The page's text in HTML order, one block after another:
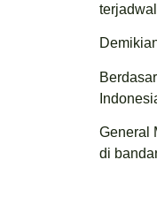
General
di